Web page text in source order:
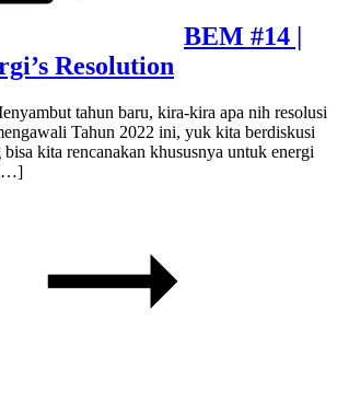
BEM #14 |
Resolution
tahun baru, kira-kira apa nih resolusi
Tahun 2022 ini, yuk kita berdiskusi
kita rencanakan khususnya untuk energi
[…]